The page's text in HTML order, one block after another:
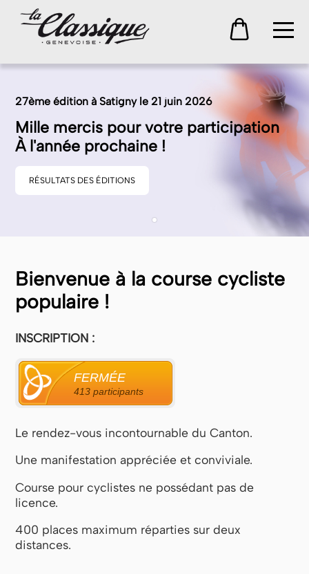
27ème édition à Satigny le 21 juin 2026
Mille mercis pour votre participation
À l'année prochaine !
RÉSULTATS DES ÉDITIONS
Bienvenue à la course cycliste
populaire !
INSCRIPTION :
FERMÉE
413 participants
Le rendez-vous incontournable du Canton.
Une manifestation appréciée et conviviale.
Course pour cyclistes ne possédant pas de
licence.
400 places maximum réparties sur deux
distances.